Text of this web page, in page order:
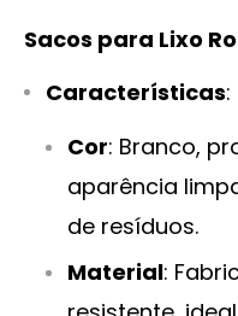
Sacos para Lixo
Características:
Cor: Branco,
aparência
de resíduos.
Material: